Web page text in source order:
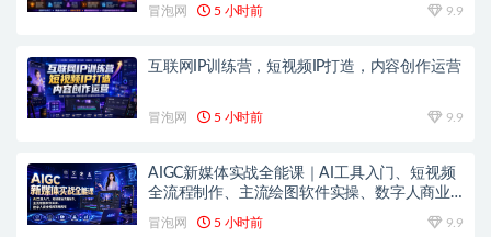
冒泡网 5 小时前 9.9
互联网IP训练营，短视频IP打造，内容创作运营
冒泡网 5 小时前 9.9
AIGC新媒体实战全能课｜AI工具入门、短视频
全流程制作、主流绘图软件实操、数字人商业
冒泡网 5 小时前 9.9